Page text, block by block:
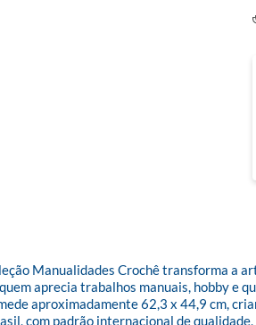
Manualidades Crochê transforma a
aprecia trabalhos manuais, hobby e
aproximadamente 62,3 x 44,9 cm,
com padrão internacional de